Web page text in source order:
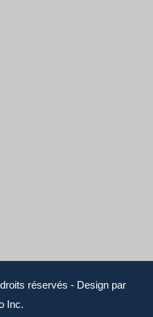
réservés - Design par
Inc.